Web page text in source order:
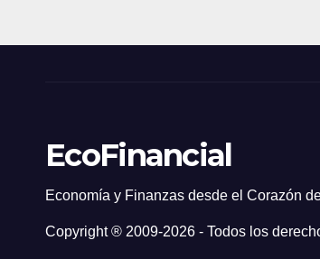
EcoFinancial
Economía y Finanzas desde el Corazón
Copyright ® 2009-2026 - Todos los